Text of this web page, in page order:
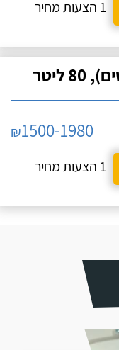
1 הצעות מחיר
₪1500-1980
1 הצעות מחיר